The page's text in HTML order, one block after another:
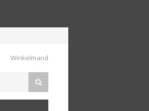
Winkelmand